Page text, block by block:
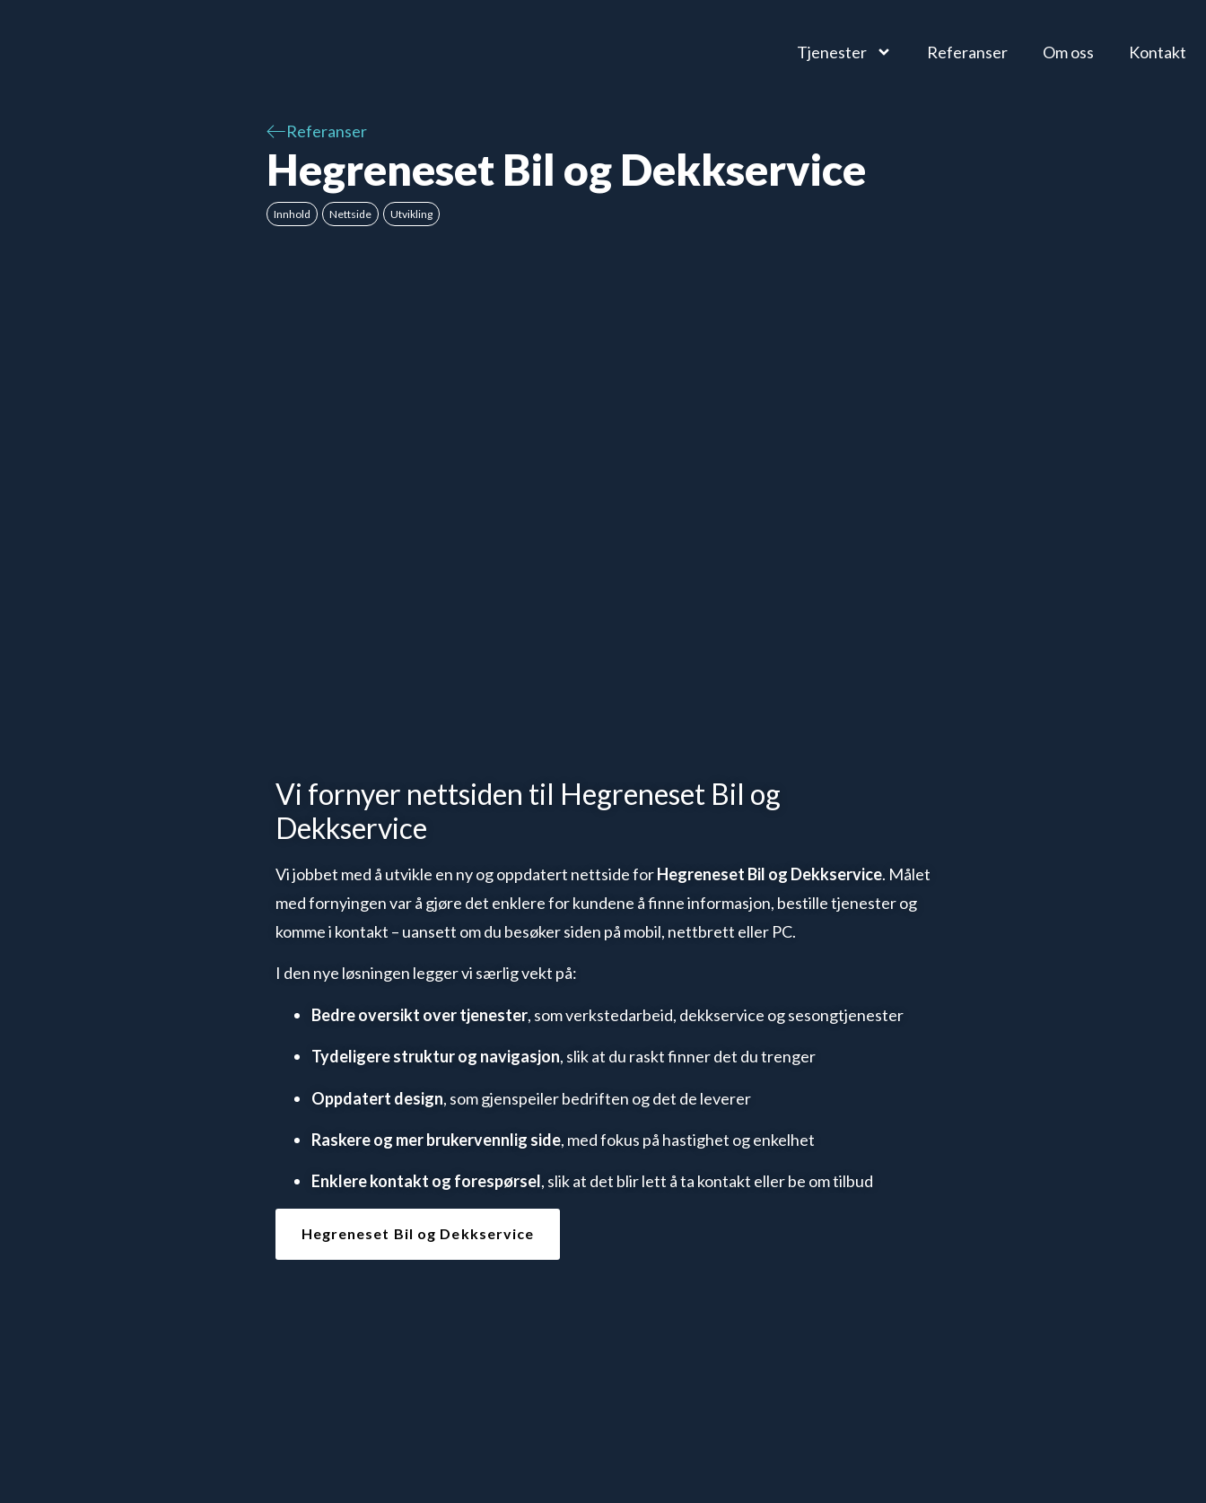
Tjenester Referanser Om oss Kontakt
Referanser
Hegreneset Bil og Dekkservice
Innhold Nettside Utvikling
Vi fornyer nettsiden til Hegreneset Bil og
Dekkservice
Vi jobbet med å utvikle en ny og oppdatert nettside forHegreneset Bil og Dekkservice. Målet
med fornyingen var å gjøre det enklere for kundene å finne informasjon, bestille tjenester og
komme i kontakt – uansett om du besøker siden på mobil, nettbrett eller PC.
I den nye løsningen legger vi særlig vekt på:
Bedre oversikt over tjenester, som verkstedarbeid, dekkservice og sesongtjenester
Tydeligere struktur og navigasjon, slik at du raskt finner det du trenger
Oppdatert design, som gjenspeiler bedriften og det de leverer
Raskere og mer brukervennlig side, med fokus på hastighet og enkelhet
Enklere kontakt og forespørsel, slik at det blir lett å ta kontakt eller be om tilbud
Hegreneset Bil og Dekkservice